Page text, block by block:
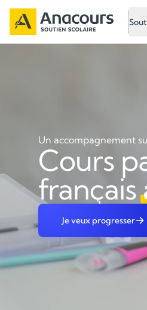
Un accompagnement
Cours
français
Je veux progresser